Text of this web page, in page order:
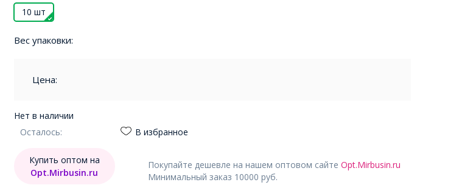
10 шт
Вес упаковки:
Цена:
Нет в наличии
Осталось:
В избранное
Покупайте дешевле на нашем оптовом сайте Opt.Mirbusin.ru
Минимальный заказ 10000 руб.
Купить оптом на
Opt.Mirbusin.ru